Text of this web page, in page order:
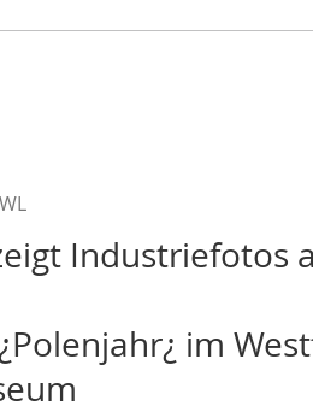
Industriefotos
im